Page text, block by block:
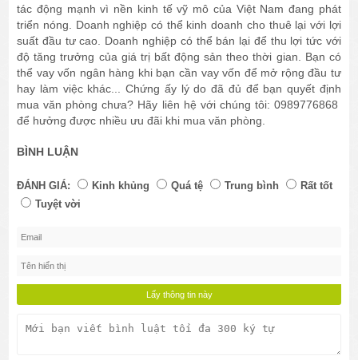
tác động mạnh vì nền kinh tế vỹ mô của Việt Nam đang phát
triển nóng. Doanh nghiệp có thể kinh doanh cho thuê lại với lợi
suất đầu tư cao. Doanh nghiệp có thể bán lại để thu lợi tức với
độ tăng trưởng của giá trị bất động sản theo thời gian. Bạn có
thể vay vốn ngân hàng khi bạn cần vay vốn để mở rộng đầu tư
hay làm việc khác... Chứng ấy lý do đã đủ để bạn quyết định
mua văn phòng chưa? Hãy liên hệ với chúng tôi: 0989776868
để hưởng được nhiều ưu đãi khi mua văn phòng.
BÌNH LUẬN
ĐÁNH GIÁ: Kinh khủng Quá tệ Trung bình
Rất tốt
Tuyệt vời